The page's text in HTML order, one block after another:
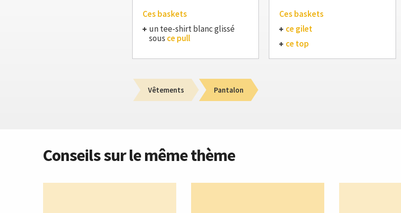
Ces baskets
un tee-shirt blanc glissé
sous ce pull
Ces baskets
ce gilet
ce top
Vêtements Pantalon
Conseils sur le même thème